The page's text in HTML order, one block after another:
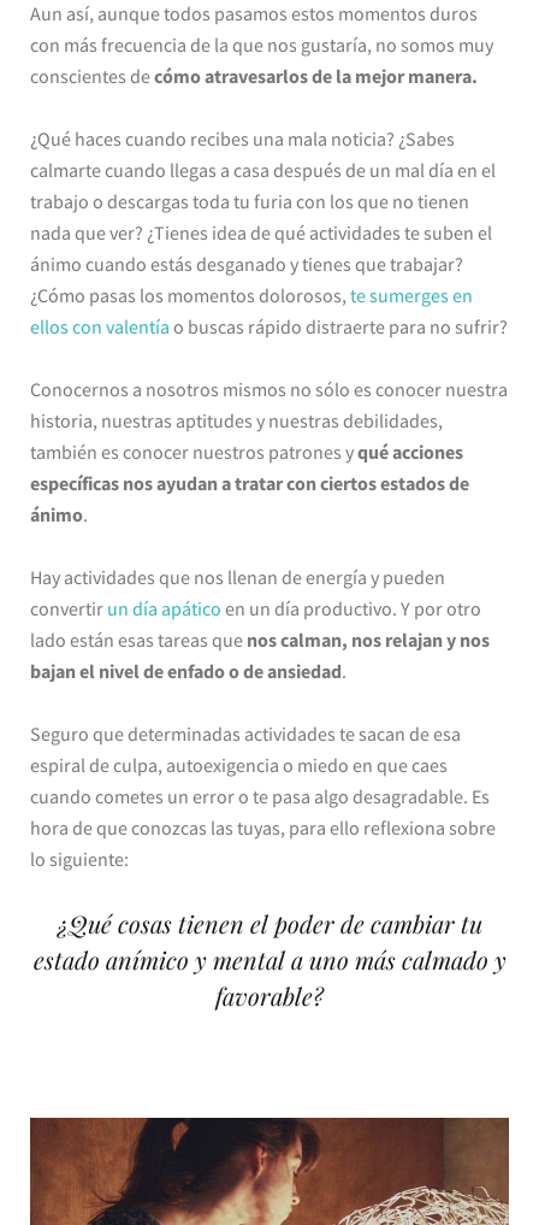
Aun así, aunque todos pasamos estos momentos duros
con más frecuencia de la que nos gustaría, no somos muy
conscientes decómo atravesarlos de la mejor manera.
¿Qué haces cuando recibes una mala noticia? ¿Sabes
calmarte cuando llegas a casa después de un mal día en el
trabajo o descargas toda tu furia con los que no tienen
nada que ver? ¿Tienes idea de qué actividades te suben el
ánimo cuando estás desganado y tienes que trabajar?
¿Cómo pasas los momentos dolorosos, te sumerges en
ellos con valentía o buscas rápido distraerte para no sufrir?
Conocernos a nosotros mismos no sólo es conocer nuestra
historia, nuestras aptitudes y nuestras debilidades,
también es conocer nuestros patrones yqué acciones
específicas nos ayudan a tratar con ciertos estados de
ánimo.
Hay actividades que nos llenan de energía y pueden
convertir un día apático en un día productivo. Y por otro
lado están esas tareas que nos calman, nos relajan y nos
bajan el nivel de enfado o de ansiedad.
Seguro que determinadas actividades te sacan de esa
espiral de culpa, autoexigencia o miedo en que caes
cuando cometes un error o te pasa algo desagradable. Es
hora de que conozcas las tuyas, para ello reflexiona sobre
lo siguiente:
¿Qué cosas tienen el poder de cambiar tu
estado anímico y mental a uno más calmado y
favorable?